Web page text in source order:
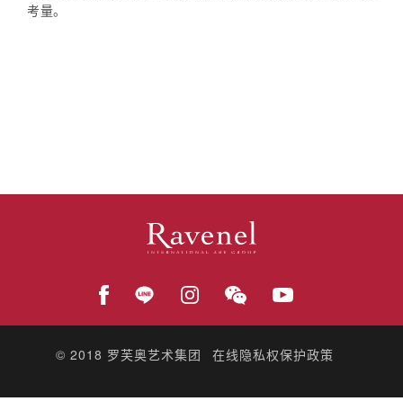
考量。
© 2018 罗芙奥艺术集团 在线隐私权保护政策